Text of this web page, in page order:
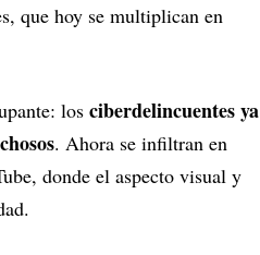
que hoy se multiplican en
los ciberdelincuentes ya
. Ahora se infiltran en
donde el aspecto visual y